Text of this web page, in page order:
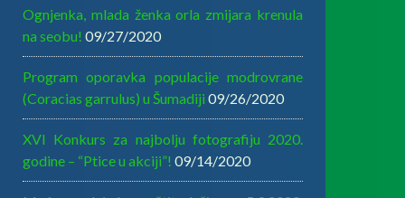
Ognjenka, mlada ženka orla zmijara krenula
na seobu! 09/27/2020
Program oporavka populacije modrovrane
(Coracias garrulus) u Šumadiji 09/26/2020
XVI Konkurs za najbolju fotografiju 2020.
godine – “Ptice u akciji”! 09/14/2020